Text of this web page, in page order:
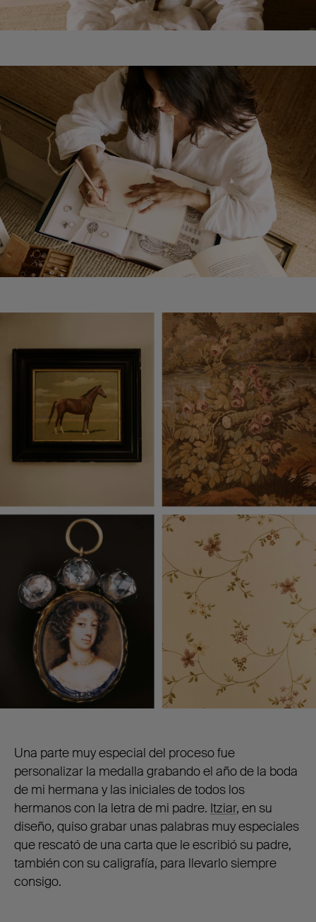
Una parte muy especial del proceso fue
personalizar la medalla grabando el año de la boda
de mi hermana y las iniciales de todos los
hermanos con la letra de mi padre. Itziar, en su
diseño, quiso grabar unas palabras muy especiales
que rescató de una carta que le escribió su padre,
también con su caligrafía, para llevarlo siempre
consigo.